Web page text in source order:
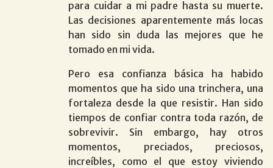
para cuidar a mi padre hasta su muerte.
Las decisiones aparentemente más locas
han sido sin duda las mejores que he
tomado en mi vida.
Pero esa confianza básica ha habido
momentos que ha sido una trinchera, una
fortaleza desde la que resistir. Han sido
tiempos de confiar contra toda razón, de
sobrevivir. Sin embargo, hay otros
momentos, preciados, preciosos,
increíbles, como el que estoy viviendo